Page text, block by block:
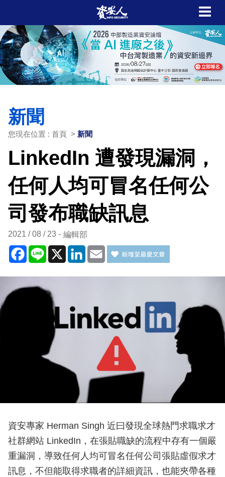
新聞
您現在位置 : 首頁 > 新聞
LinkedIn 遭發現漏洞，
任何人均可冒名任何公
司發布職缺訊息
2021 / 08 / 23 編輯部
Facebook
Line X LinkedIn
Email
資安專家 Herman Singh 近曰發現全球熱門求職求才
社群網站 LinkedIn，在張貼職缺的流程中存有一個嚴
重漏洞，導致任何人均可冒名任何公司張貼虛假求才
訊息，不但能取得求職者的詳細資訊，也能夾帶各種